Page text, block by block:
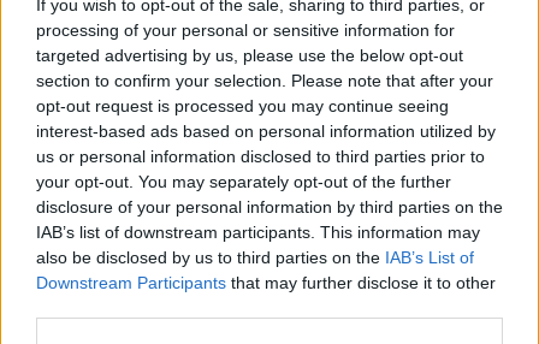
If you wish to opt-out of the sale, sharing to third parties, or
processing of your personal or sensitive information for
targeted advertising by us, please use the below opt-out
section to confirm your selection. Please note that after your
opt-out request is processed you may continue seeing
interest-based ads based on personal information utilized by
us or personal information disclosed to third parties prior to
your opt-out. You may separately opt-out of the further
disclosure of your personal information by third parties on the
IAB’s list of downstream participants. This information may
also be disclosed by us to third parties on the IAB’s List of
Downstream Participants that may further disclose it to other
Μπορείτε να παρακολουθήσετε την εξέλιξη
του αγώνα, λεπτό προς λεπτό, στο
TitormosNet.gr.
Την αναμέτρηση των δύο ομάδων, θα έχετε την
ευκαιρία να παρακολουθήσετε μέσα από το
κανάλι τουNovasports 2 HD.